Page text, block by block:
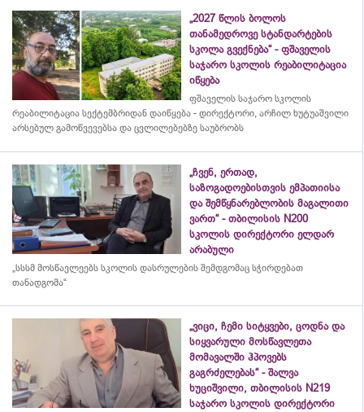
„2027 წლის ბოლოს
თანამედროვე სტანდარტების
სკოლა გვექნება“ - ფშაველის
საჯარო სკოლის რეაბილიტაცია
იწყება
ფშაველის საჯარო სკოლის
რეაბილიტაცია სექტემბრიდან დაიწყება - დირექტორი, არჩილ ხუტუაშვილი
არსებულ გამოწვევებსა და ცვლილებებზე საუბრობს
„ჩვენ, ერთად,
საზოგადოებისთვის ემპათიისა
და შემწყნარებლობის მაგალითი
ვართ“ - თბილისის N200
სკოლის დირექტორი ელდარ
არაბული
„სსსმ მოსწავლეებს სკოლის დასრულების შემდგომაც სჭირდებათ
თანადგომა“
„ვიცი, ჩემი სიტყვები, ცოდნა და
სიყვარული მოსწავლეთა
მომავალში ჰპოვებს
გაგრძელებას“ - შალვა
ხუციშვილი, თბილისის N219
საჯარო სკოლის დირექტორი